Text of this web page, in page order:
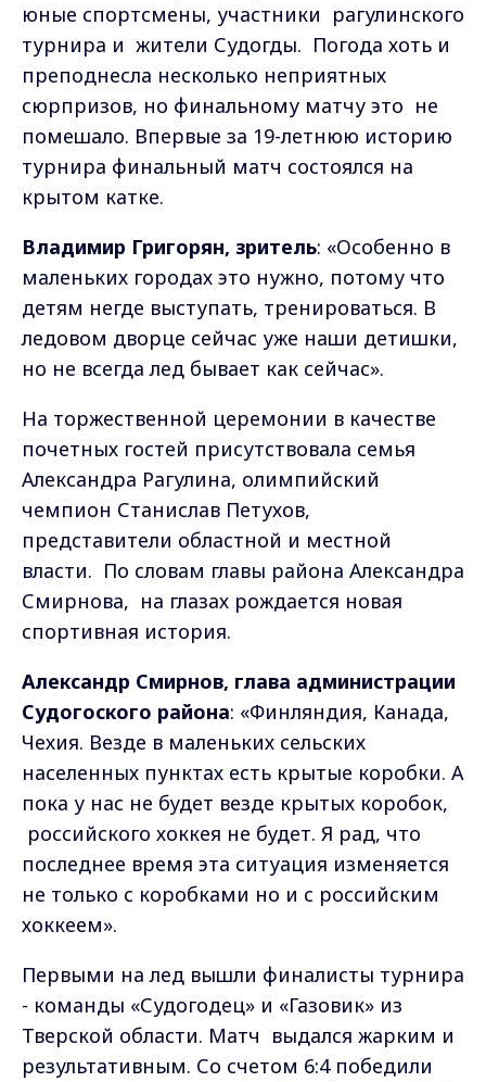
юные спортсмены, участники рагулинского
турнира и жители Судогды. Погода хоть и
преподнесла несколько неприятных
сюрпризов, но финальному матчу это не
помешало. Впервые за 19-летнюю историю
турнира финальный матч состоялся на
крытом катке.
Владимир Григорян, зритель: «Особенно в
маленьких городах это нужно, потому что
детям негде выступать, тренироваться. В
ледовом дворце сейчас уже наши детишки,
но не всегда лед бывает как сейчас».
На торжественной церемонии в качестве
почетных гостей присутствовала семья
Александра Рагулина, олимпийский
чемпион Станислав Петухов,
представители областной и местной
власти. По словам главы района Александра
Смирнова, на глазах рождается новая
спортивная история.
Александр Смирнов, глава администрации
Судогоского района: «Финляндия, Канада,
Чехия. Везде в маленьких сельских
населенных пунктах есть крытые коробки. А
пока у нас не будет везде крытых коробок,
российского хоккея не будет. Я рад, что
последнее время эта ситуация изменяется
не только с коробками но и с российским
хоккеем».
Первыми на лед вышли финалисты турнира
- команды «Судогодец» и «Газовик» из
Тверской области. Матч выдался жарким и
результативным. Со счетом 6:4 победили